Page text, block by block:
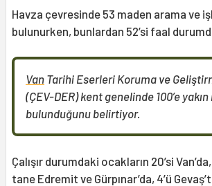
Havza çevresinde 53 maden arama ve
bulunurken, bunlardan 52’si faal
Van Tarihi Eserleri Koruma ve
(ÇEV-DER) kent genelinde 100’e
bulunduğunu belirtiyor.
Çalışır durumdaki ocakların 20’si
tane Edremit ve Gürpınar’da, 4’ü